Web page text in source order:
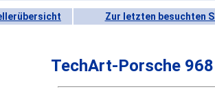
Zur letzten besuchten
TechArt-Porsche